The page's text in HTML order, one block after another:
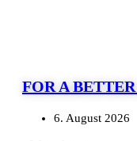
FOR A
6. August 2026